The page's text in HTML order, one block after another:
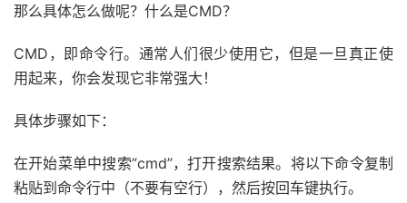
那么具体怎么做呢？什么是CMD？
CMD，即命令行。通常人们很少使用它，但是一旦真正使
用起来，你会发现它非常强大！
具体步骤如下：
在开始菜单中搜索”cmd”，打开搜索结果。将以下命令复制
粘贴到命令行中（不要有空行），然后按回车键执行。